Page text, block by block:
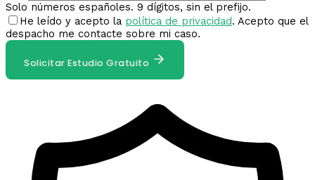
Solo números españoles. 9 dígitos, sin el prefijo.
He leído y acepto la política de privacidad. Acepto que el
despacho me contacte sobre mi caso.
Solicitar Estudio Gratuito